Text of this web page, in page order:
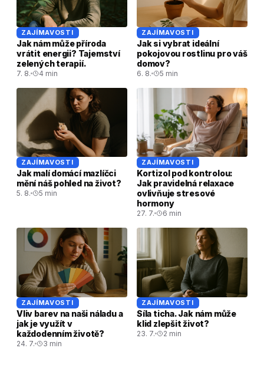
ZAJÍMAVOSTI
Jak nám může příroda
vrátit energii? Tajemství
zelených terapií.
7. 8. 4 min
ZAJÍMAVOSTI
Jak si vybrat ideální
pokojovou rostlinu pro váš
domov?
6. 8. 5 min
ZAJÍMAVOSTI
Jak malí domácí mazlíčci
mění náš pohled na život?
5. 8. 5 min
ZAJÍMAVOSTI
Kortizol pod kontrolou:
Jak pravidelná relaxace
ovlivňuje stresové
hormony
27. 7. 6 min
ZAJÍMAVOSTI
Vliv barev na naši náladu a
jak je využít v
každodenním životě?
24. 7. 3 min
ZAJÍMAVOSTI
Síla ticha. Jak nám může
klid zlepšit život?
23. 7. 2 min